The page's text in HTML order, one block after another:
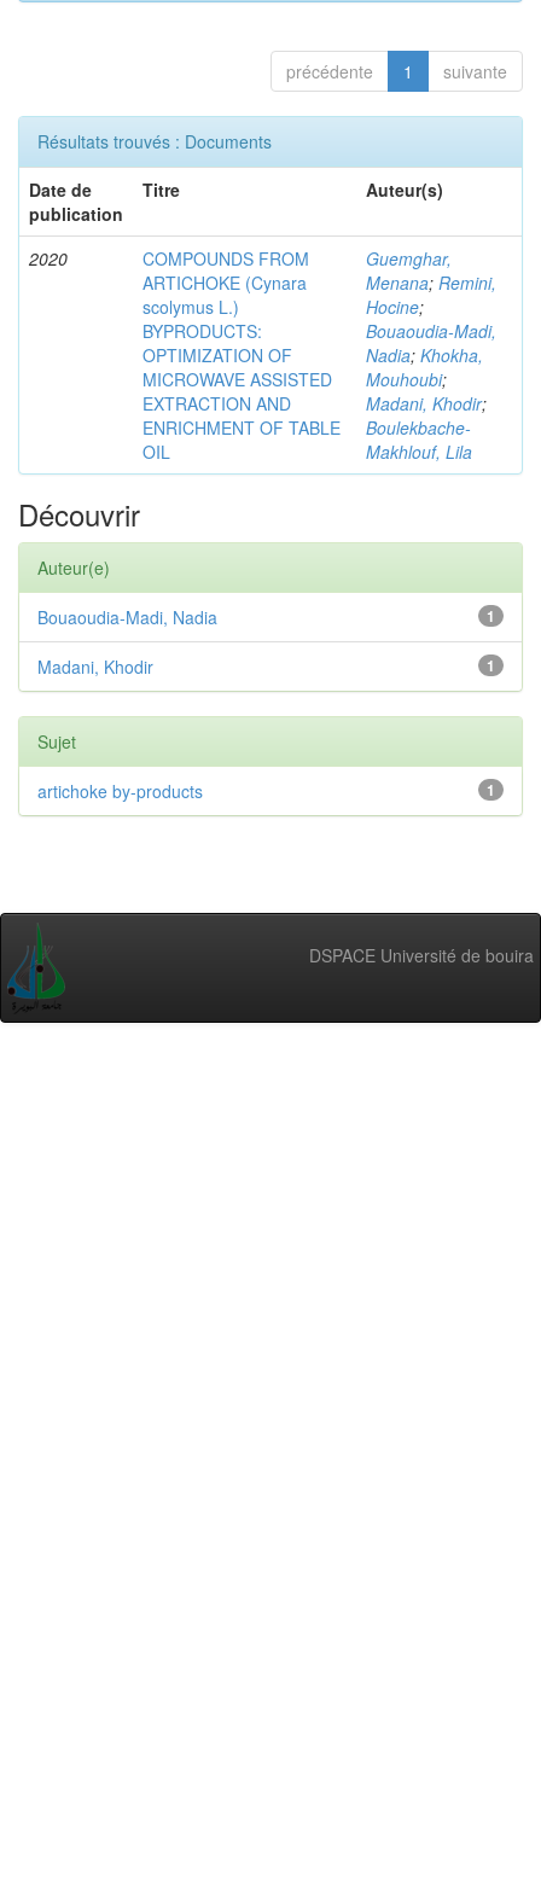
précédente 1 suivante
Résultats trouvés : Documents
Date de
publication
Titre Auteur(s)
2020
COMPOUNDS FROM
ARTICHOKE (Cynara
scolymus L.)
BYPRODUCTS:
OPTIMIZATION OF
MICROWAVE ASSISTED
EXTRACTION AND
ENRICHMENT OF TABLE
OIL
Guemghar,
Menana; Remini,
Hocine;
Bouaoudia-Madi,
Nadia; Khokha,
Mouhoubi;
Madani, Khodir;
Boulekbache-
Makhlouf, Lila
Découvrir
Auteur(e)
1
Bouaoudia-Madi, Nadia
1
Madani, Khodir
Sujet
1
artichoke by-products
DSPACE Université de bouira